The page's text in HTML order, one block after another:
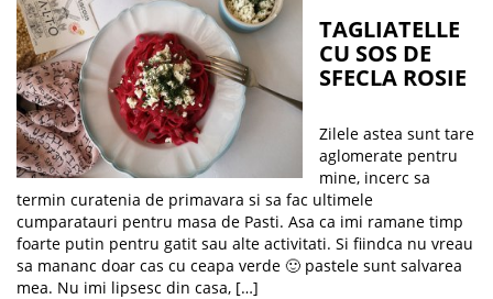
TAGLIATELLE
CU SOS DE
SFECLA ROSIE
Zilele astea sunt tare
aglomerate pentru
mine, incerc sa
termin curatenia de primavara si sa fac ultimele
cumparatauri pentru masa de Pasti. Asa ca imi ramane timp
foarte putin pentru gatit sau alte activitati. Si fiindca nu vreau
sa mananc doar cas cu ceapa verde 🙂 pastele sunt salvarea
mea. Nu imi lipsesc din casa, […]